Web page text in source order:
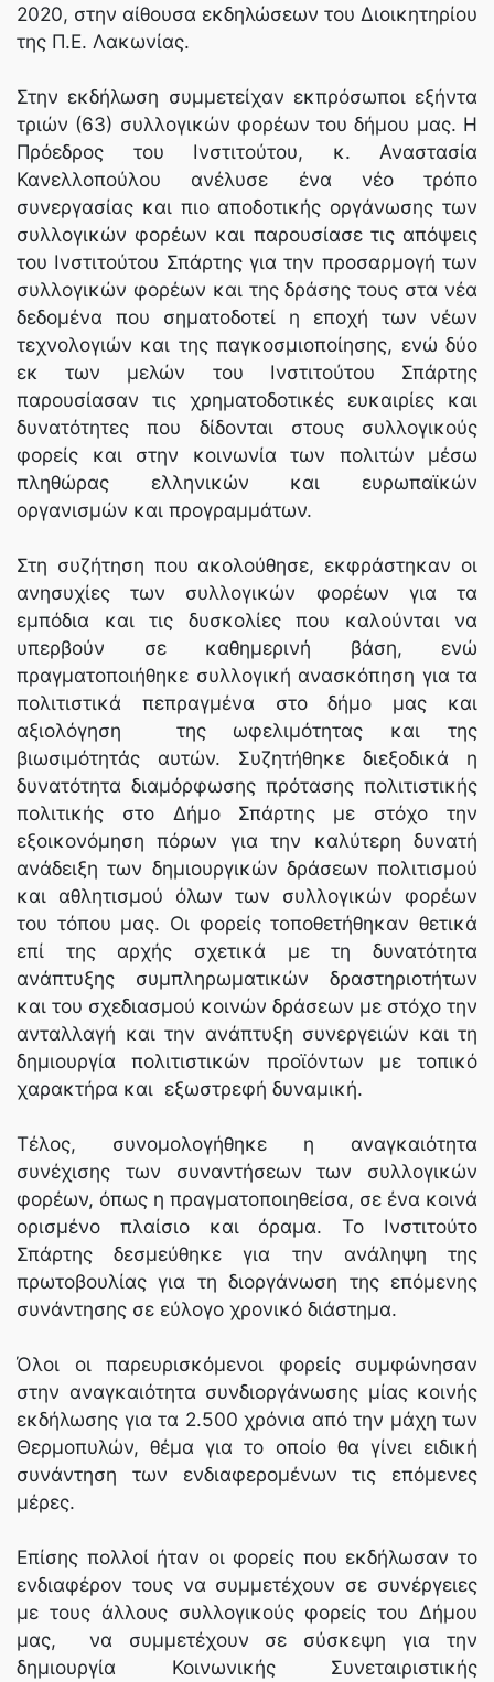
2020, στην αίθουσα εκδηλώσεων του Διοικητηρίου
της Π.Ε. Λακωνίας.
Στην εκδήλωση συμμετείχαν εκπρόσωποι εξήντα
τριών (63) συλλογικών φορέων του δήμου μας. Η
Πρόεδρος του Ινστιτούτου, κ. Αναστασία
Κανελλοπούλου ανέλυσε ένα νέο τρόπο
συνεργασίας και πιο αποδοτικής οργάνωσης των
συλλογικών φορέων και παρουσίασε τις απόψεις
του Ινστιτούτου Σπάρτης για την προσαρμογή των
συλλογικών φορέων και της δράσης τους στα νέα
δεδομένα που σηματοδοτεί η εποχή των νέων
τεχνολογιών και της παγκοσμιοποίησης, ενώ δύο
εκ των μελών του Ινστιτούτου Σπάρτης
παρουσίασαν τις χρηματοδοτικές ευκαιρίες και
δυνατότητες που δίδονται στους συλλογικούς
φορείς και στην κοινωνία των πολιτών μέσω
πληθώρας ελληνικών και ευρωπαϊκών
οργανισμών και προγραμμάτων.
Στη συζήτηση που ακολούθησε, εκφράστηκαν οι
ανησυχίες των συλλογικών φορέων για τα
εμπόδια και τις δυσκολίες που καλούνται να
υπερβούν σε καθημερινή βάση, ενώ
πραγματοποιήθηκε συλλογική ανασκόπηση για τα
πολιτιστικά πεπραγμένα στο δήμο μας και
αξιολόγηση της ωφελιμότητας και της
βιωσιμότητάς αυτών. Συζητήθηκε διεξοδικά η
δυνατότητα διαμόρφωσης πρότασης πολιτιστικής
πολιτικής στο Δήμο Σπάρτης με στόχο την
εξοικονόμηση πόρων για την καλύτερη δυνατή
ανάδειξη των δημιουργικών δράσεων πολιτισμού
και αθλητισμού όλων των συλλογικών φορέων
του τόπου μας. Οι φορείς τοποθετήθηκαν θετικά
επί της αρχής σχετικά με τη δυνατότητα
ανάπτυξης συμπληρωματικών δραστηριοτήτων
και του σχεδιασμού κοινών δράσεων με στόχο την
ανταλλαγή και την ανάπτυξη συνεργειών και τη
δημιουργία πολιτιστικών προϊόντων με τοπικό
χαρακτήρα και εξωστρεφή δυναμική.
Τέλος, συνομολογήθηκε η αναγκαιότητα
συνέχισης των συναντήσεων των συλλογικών
φορέων, όπως η πραγματοποιηθείσα, σε ένα κοινά
ορισμένο πλαίσιο και όραμα. Το Ινστιτούτο
Σπάρτης δεσμεύθηκε για την ανάληψη της
πρωτοβουλίας για τη διοργάνωση της επόμενης
συνάντησης σε εύλογο χρονικό διάστημα.
Όλοι οι παρευρισκόμενοι φορείς συμφώνησαν
στην αναγκαιότητα συνδιοργάνωσης μίας κοινής
εκδήλωσης για τα 2.500 χρόνια από την μάχη των
Θερμοπυλών, θέμα για το οποίο θα γίνει ειδική
συνάντηση των ενδιαφερομένων τις επόμενες
μέρες.
Επίσης πολλοί ήταν οι φορείς που εκδήλωσαν το
ενδιαφέρον τους να συμμετέχουν σε συνέργειες
με τους άλλους συλλογικούς φορείς του Δήμου
μας, να συμμετέχουν σε σύσκεψη για την
δημιουργία Κοινωνικής Συνεταιριστικής